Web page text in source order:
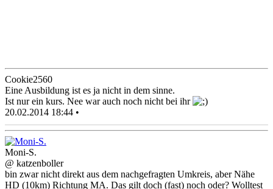
Cookie2560
Eine Ausbildung ist es ja nicht in dem sinne.
Ist nur ein kurs. Nee war auch noch nicht bei ihr
20.02.2014 18:44 •
Moni-S.
@ katzenboller
bin zwar nicht direkt aus dem nachgefragten Umkreis, aber Nähe
HD (10km) Richtung MA. Das gilt doch (fast) noch oder? Wolltest